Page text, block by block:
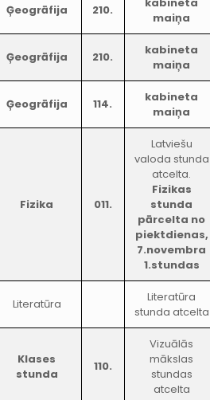
Ģeogrāfija 210.
maiņa
Ģeogrāfija 210.
kabineta
maiņa
Ģeogrāfija 114.
kabineta
maiņa
Fizika 011.
Latviešu
valoda stunda
atcelta.
Fizikas
stunda
pārcelta no
piektdienas,
7.novembra
1.stundas
Literatūra
Literatūra
stunda atcelta
Klases
stunda
110.
Vizuālās
mākslas
stundas
atcelta